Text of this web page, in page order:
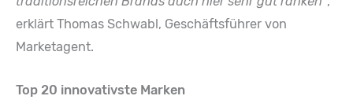
erklärt Thomas Schwabl, Geschäftsführer von
Marketagent.
Top 20 innovativste Marken